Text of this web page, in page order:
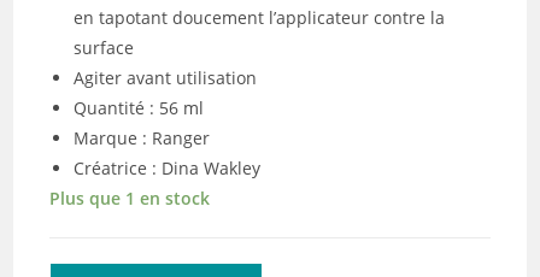
en tapotant doucement l’applicateur contre la
surface
Agiter avant utilisation
Quantité : 56 ml
Marque : Ranger
Créatrice : Dina Wakley
Plus que 1 en stock